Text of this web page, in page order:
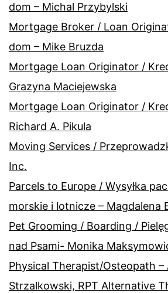
dom – Michal Przybylski
Mortgage Broker / Loan
dom – Mike Bruzda
Mortgage Loan Originator /
Grazyna Maciejewska
Mortgage Loan Originator /
Richard A. Pikula
Moving Services /
Inc.
Parcels to Europe / Wysyłka
morskie i lotnicze – Magdalena
Pet Grooming / Boarding /
nad Psami- Monika
Physical Therapist/Osteopath –
Strzalkowski, RPT Alternative